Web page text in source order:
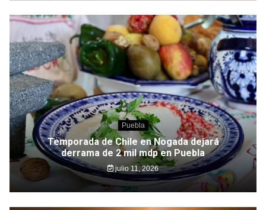
Puebla
Temporada de Chile en Nogada dejará
derrama de 2 mil mdp en Puebla
julio 11, 2026